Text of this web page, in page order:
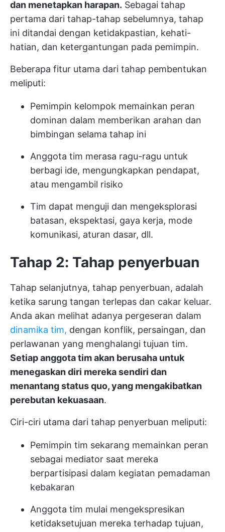
dan menetapkan harapan. Sebagai tahap
pertama dari tahap-tahap sebelumnya, tahap
ini ditandai dengan ketidakpastian, kehati-
hatian, dan ketergantungan pada pemimpin.
Beberapa fitur utama dari tahap pembentukan
meliputi:
Pemimpin kelompok memainkan peran
dominan dalam memberikan arahan dan
bimbingan selama tahap ini
Anggota tim merasa ragu-ragu untuk
berbagi ide, mengungkapkan pendapat,
atau mengambil risiko
Tim dapat menguji dan mengeksplorasi
batasan, ekspektasi, gaya kerja, mode
komunikasi, aturan dasar, dll.
Tahap 2: Tahap penyerbuan
Tahap selanjutnya, tahap penyerbuan, adalah
ketika sarung tangan terlepas dan cakar keluar.
Anda akan melihat adanya pergeseran dalam
dinamika tim, dengan konflik, persaingan, dan
perlawanan yang menghalangi tujuan tim.
Setiap anggota tim akan berusaha untuk
menegaskan diri mereka sendiri dan
menantang status quo, yang mengakibatkan
perebutan kekuasaan.
Ciri-ciri utama dari tahap penyerbuan meliputi:
Pemimpin tim sekarang memainkan peran
sebagai mediator saat mereka
berpartisipasi dalam kegiatan pemadaman
kebakaran
Anggota tim mulai mengekspresikan
ketidaksetujuan mereka terhadap tujuan,